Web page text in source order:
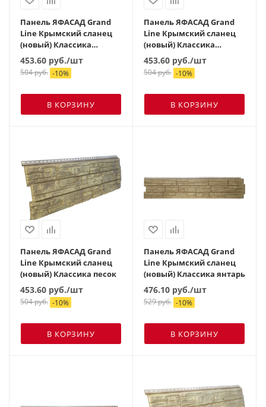
Панель ЯФАСАД Grand
Line Крымский сланец
(новый) Классика
слоновая кость
453.60 руб./шт
504руб. -10%
В КОРЗИНУ
Панель ЯФАСАД Grand
Line Крымский сланец
(новый) Классика
серебро
453.60 руб./шт
504руб. -10%
В КОРЗИНУ
Панель ЯФАСАД Grand
Line Крымский сланец
(новый) Классика песок
453.60 руб./шт
504руб. -10%
В КОРЗИНУ
Панель ЯФАСАД Grand
Line Крымский сланец
(новый) Классика янтарь
476.10 руб./шт
529руб. -10%
В КОРЗИНУ